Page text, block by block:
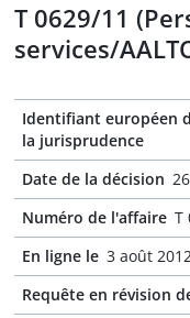
T 0629/11
services/
Identifiant européen
la jurisprudence
Date de la décision
Numéro de l'affaire T
En ligne le 3 août
Requête en révision